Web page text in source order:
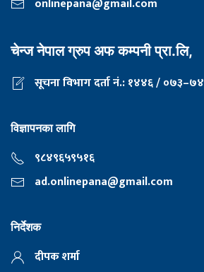
onlinepana@gmail.com
चेन्ज नेपाल ग्रुप अफ कम्पनी प्रा.लि,
सूचना विभाग दर्ता नं.: १४४६ / ०७३–७४
विज्ञापनका लागि
९८४९६५९५१६
ad.onlinepana@gmail.com
निर्देशक
दीपक शर्मा